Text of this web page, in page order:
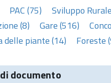
PAC (75) Sviluppo
(8)
Gare (516)
delle piante (14) Foreste
documento